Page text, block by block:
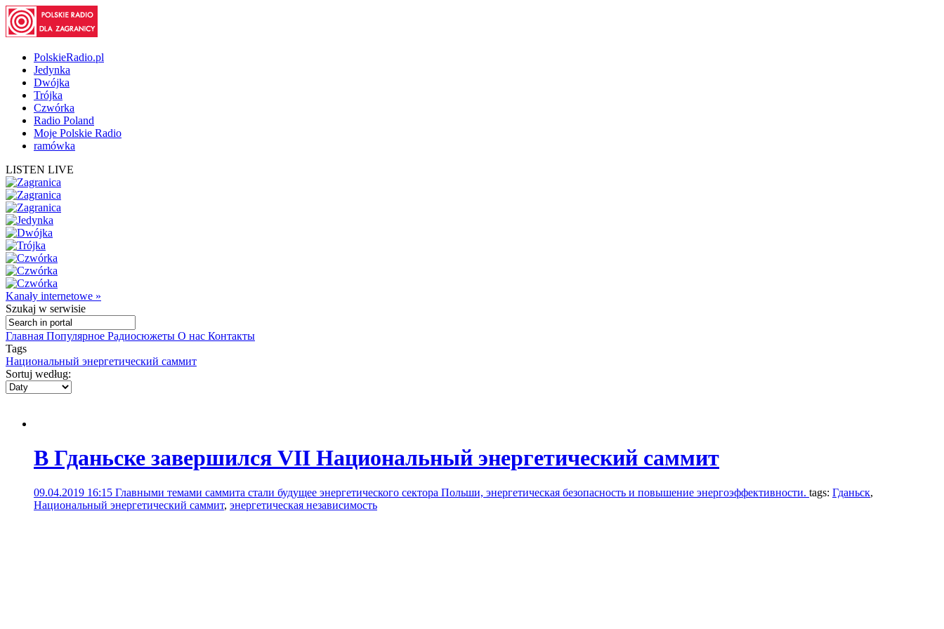
PolskieRadio.pl
Jedynka
Dwójka
Trójka
Czwórka
Radio Poland
Moje Polskie Radio
ramówka
LISTEN LIVE
Kanały internetowe »
Szukaj w serwisie
Главная Популярное Радиосюжеты О нас Контакты
Tags
Национальный энергетический саммит
Sortuj według:
В Гданьске завершился VII Национальный энергетический саммит
09.04.2019 16:15 Главными темами саммита стали будущее энергетического сектора Польши, энергетическая безопасность и повышение энергоэффективности. tags: Гданьск,
Национальный энергетический саммит, энергетическая независимость